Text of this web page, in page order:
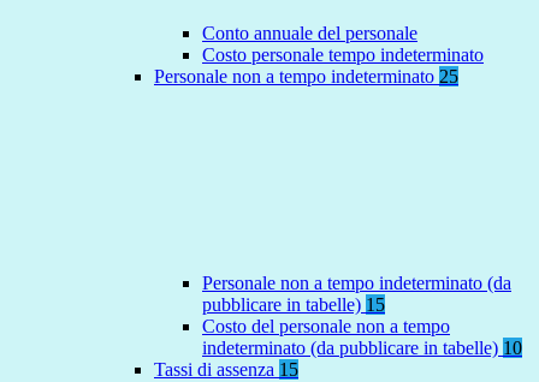
Conto annuale del personale
Costo personale tempo indeterminato
Personale non a tempo indeterminato 25
Personale non a tempo indeterminato (da
pubblicare in tabelle) 15
Costo del personale non a tempo
indeterminato (da pubblicare in tabelle) 10
Tassi di assenza 15